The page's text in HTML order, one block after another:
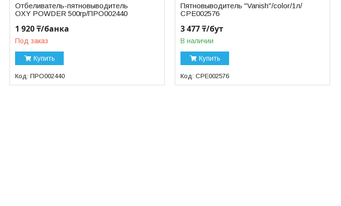
Отбеливатель-пятновыводитель
OXY POWDER 500гр/ПРО002440
1 920 ₸/банка
Под заказ
Купить
ПРО002440
Пятновыводитель "Vanish"/color/1л/
СРЕ002576
3 477 ₸/бут
В наличии
Купить
СРЕ002576